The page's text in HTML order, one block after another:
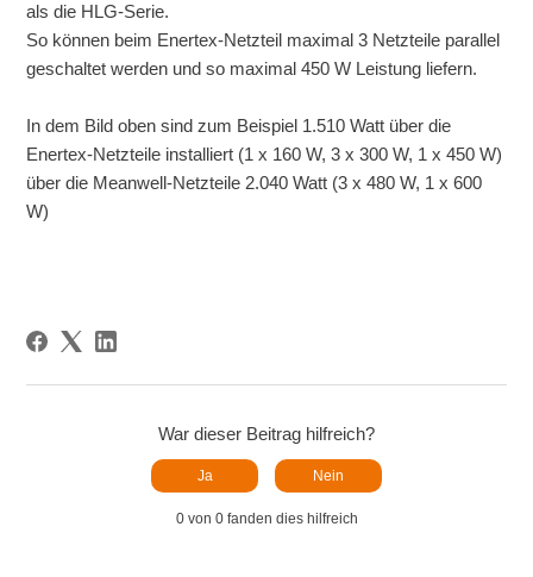
als die HLG-Serie.
So können beim Enertex-Netzteil maximal 3 Netzteile parallel
geschaltet werden und so maximal 450 W Leistung liefern.
In dem Bild oben sind zum Beispiel 1.510 Watt über die
Enertex-Netzteile installiert (1 x 160 W, 3 x 300 W, 1 x 450 W)
über die Meanwell-Netzteile 2.040 Watt (3 x 480 W, 1 x 600
W)
War dieser Beitrag hilfreich?
Ja Nein
0 von 0 fanden dies hilfreich